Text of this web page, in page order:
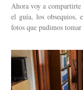
Ahora voy a compartirte
el guía, los obsequios,
fotos que pudimos